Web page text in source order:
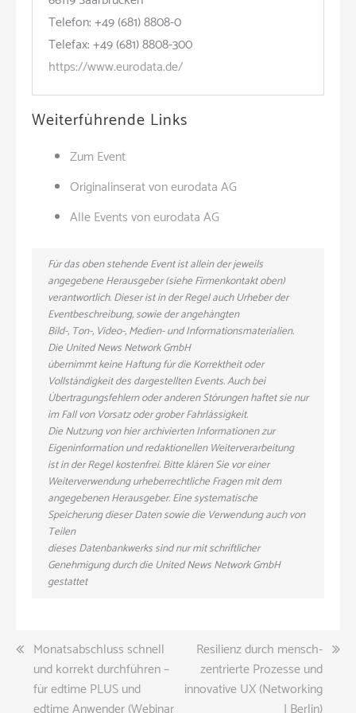
Telefon: +49 (681) 8808-0
Telefax: +49 (681) 8808-300
https://www.eurodata.de/
Weiterführende Links
Zum Event
Originalinserat von eurodata AG
Alle Events von eurodata AG
Für das oben stehende Event ist allein der jeweils
angegebene Herausgeber (siehe Firmenkontakt oben)
verantwortlich. Dieser ist in der Regel auch Urheber der
Eventbeschreibung, sowie der angehängten
Bild-, Ton-, Video-, Medien- und Informationsmaterialien.
Die United News Network GmbH
übernimmt keine Haftung für die Korrektheit oder
Vollständigkeit des dargestellten Events. Auch bei
Übertragungsfehlern oder anderen Störungen haftet sie nur
im Fall von Vorsatz oder grober Fahrlässigkeit.
Die Nutzung von hier archivierten Informationen zur
Eigeninformation und redaktionellen Weiterverarbeitung
ist in der Regel kostenfrei. Bitte klären Sie vor einer
Weiterverwendung urheberrechtliche Fragen mit dem
angegebenen Herausgeber. Eine systematische
Speicherung dieser Daten sowie die Verwendung auch von
Teilen
dieses Datenbankwerks sind nur mit schriftlicher
Genehmigung durch die United News Network GmbH
gestattet
Beitragsnavigation
Monatsabschluss schnell
und korrekt durchführen –
für edtime PLUS und
Resilienz durch mensch-
zentrierte Prozesse und
innovative UX (Networking